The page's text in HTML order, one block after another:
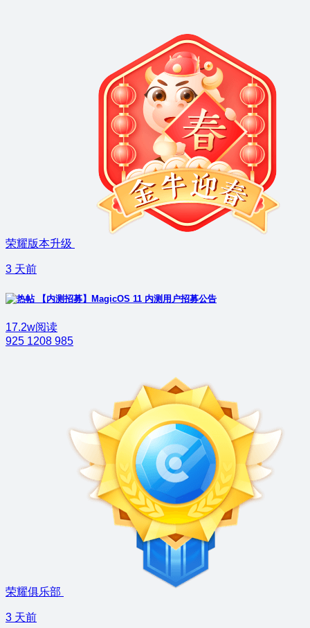
荣耀版本升级
3 天前
【内测招募】MagicOS 11 内测用户招募公告
17.2w阅读
925 1208 985
荣耀俱乐部
3 天前